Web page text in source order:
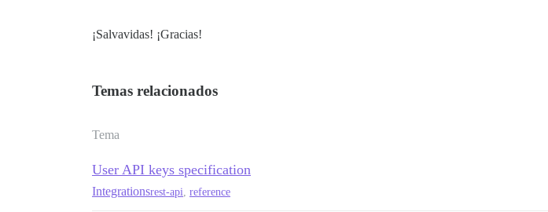
¡Salvavidas! ¡Gracias!
Temas relacionados
Tema
User API keys specification
Integrationsrest-api reference